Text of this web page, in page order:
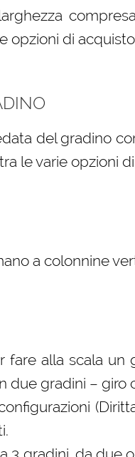
opzioni di
del gradino
le varie opzioni
a colonnine
fare alla scala un
due gradini – giro